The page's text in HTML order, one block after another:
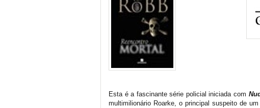
Esta é a fascinante série policial iniciada com
multimilionário Roarke, o principal suspeito de